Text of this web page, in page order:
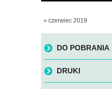
» czerwiec 2019
DO POBRANIA
DRUKI